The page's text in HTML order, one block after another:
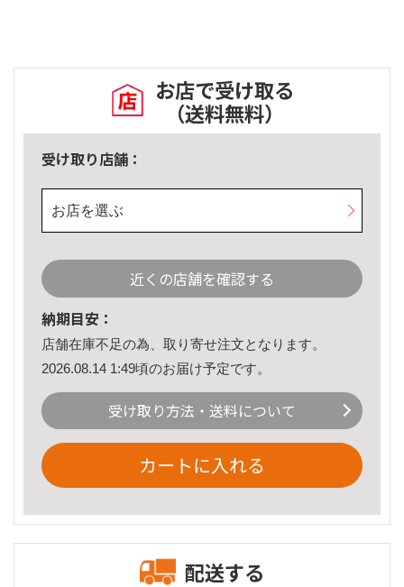
お店で受け取る
（送料無料）
受け取り店舗：
お店を選ぶ
近くの店舗を確認する
納期目安：
店舗在庫不足の為、取り寄せ注文となります。
2026.08.14 1:49頃のお届け予定です。
受け取り方法・送料について
カートに入れる
配送する